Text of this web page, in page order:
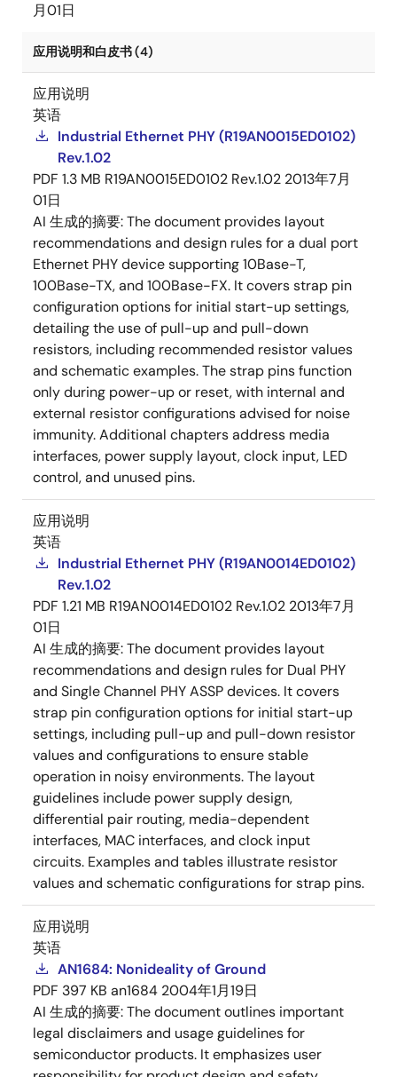
月01日
应用说明和白皮书 (4)
应用说明
英语
Industrial Ethernet PHY (R19AN0015ED0102)
Rev.1.02
PDF 1.3 MB R19AN0015ED0102 Rev.1.02 2013年7月
01日
AI 生成的摘要:The document provides layout
recommendations and design rules for a dual port
Ethernet PHY device supporting 10Base-T,
100Base-TX, and 100Base-FX. It covers strap pin
configuration options for initial start-up settings,
detailing the use of pull-up and pull-down
resistors, including recommended resistor values
and schematic examples. The strap pins function
only during power-up or reset, with internal and
external resistor configurations advised for noise
immunity. Additional chapters address media
interfaces, power supply layout, clock input, LED
control, and unused pins.
应用说明
英语
Industrial Ethernet PHY (R19AN0014ED0102)
Rev.1.02
PDF 1.21 MB R19AN0014ED0102 Rev.1.02 2013年7月
01日
AI 生成的摘要:The document provides layout
recommendations and design rules for Dual PHY
and Single Channel PHY ASSP devices. It covers
strap pin configuration options for initial start-up
settings, including pull-up and pull-down resistor
values and configurations to ensure stable
operation in noisy environments. The layout
guidelines include power supply design,
differential pair routing, media-dependent
interfaces, MAC interfaces, and clock input
circuits. Examples and tables illustrate resistor
values and schematic configurations for strap pins.
应用说明
英语
AN1684: Nonideality of Ground
PDF 397 KB an1684 2004年1月19日
AI 生成的摘要:The document outlines important
legal disclaimers and usage guidelines for
semiconductor products. It emphasizes user